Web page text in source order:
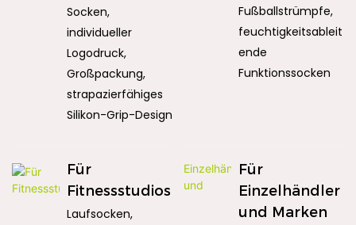
Socken,
individueller
Logodruck,
Großpackung,
strapazierfähiges
Silikon-Grip-Design
Fußballstrümpfe,
feuchtigkeitsableit
ende
Funktionssocken
Für
Fitnessstudios
Laufsocken,
Für
Einzelhändler
und Marken